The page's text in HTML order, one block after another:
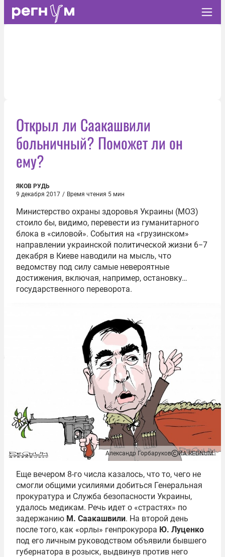
Открыл ли Саакашвили
больничный? Поможет ли он
ему?
ЯКОВ РУДЬ
9 декабря 2017 / Время чтения 5 мин
Министерство охраны здоровья Украины (МОЗ)
стоило бы, видимо, перевести из гуманитарного
блока в «силовой». События на «грузинском»
направлении украинской политической жизни 6−7
декабря в Киеве наводили на мысль, что
ведомству под силу самые невероятные
достижения, включая, например, остановку…
государственного переворота.
Александр Горбаруков ИА REGNUM
Еще вечером 8-го числа казалось, что то, чего не
смогли общими усилиями добиться Генеральная
прокуратура и Служба безопасности Украины,
удалось медикам. Речь идет о «страстях» по
задержанию М. Саакашвили. На второй день
после того, как «орлы» генпрокурора Ю. Луценко
под его личным руководством объявили бывшего
губернатора в розыск, выдвинув против него